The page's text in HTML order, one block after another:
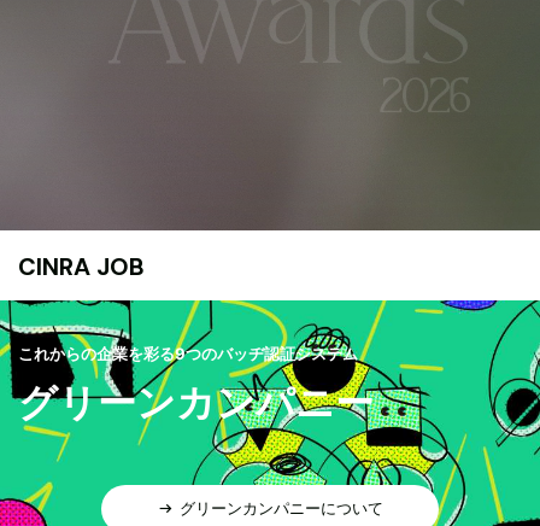
CINRA JOB
これからの企業を彩る9つのバッヂ認証システム
グリーンカンパニー
グリーンカンパニーについて